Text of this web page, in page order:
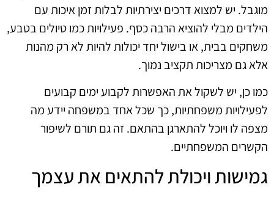
מוגבל. יש למצוא דרכים יצירתיות לבלות זמן איכות עם
הילדים מבלי להוציא הרבה כסף. פעילויות כמו טיולים בטבע,
משחקים בבית, או בישול יחד יכולות להיות לא רק מהנות
אלא גם מצריכות תקציב נמוך.
כמו כן, יש לשקול את האפשרות לקבוע ימים קבועים
לפעילויות משפחתיות, כך שכל אחד במשפחה יידע מה
מצפה לו ויוכל להתארגן בהתאם. זה גם תורם לשיפור
הקשרים המשפחתיים.
גמישות ויכולת להתאים את עצמך